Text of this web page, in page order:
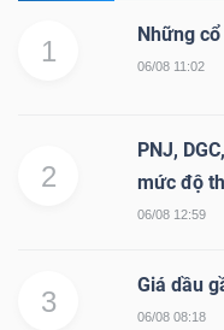
1
Những
06/08 11:02
2
PNJ,
mức độ
06/08 12:59
3
Giá dầu
06/08 08:18